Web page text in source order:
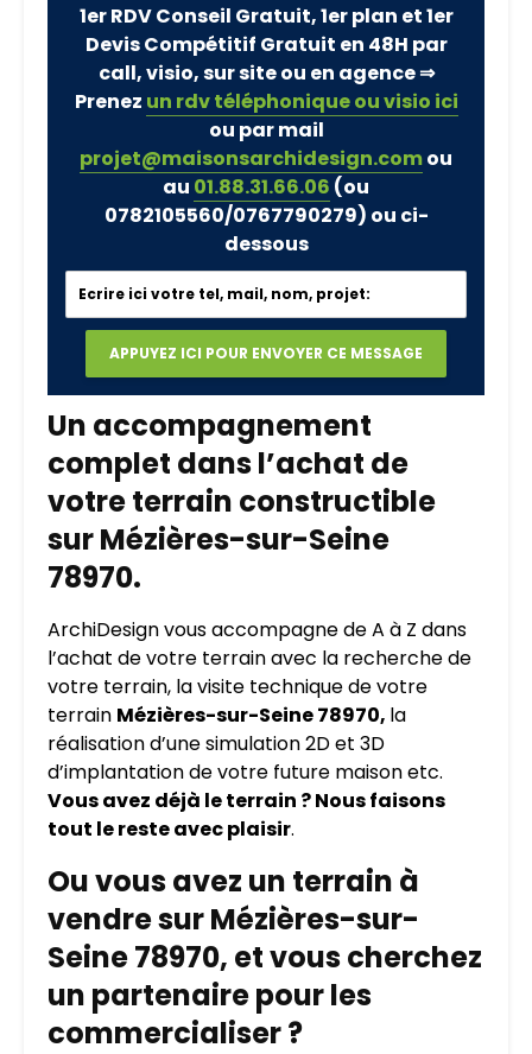
1er RDV Conseil Gratuit, 1er plan et 1er
Devis Compétitif Gratuit en 48H par
call, visio, sur site ou en agence ⇒
Prenez un rdv téléphonique ou visio ici
ou par mail
projet@maisonsarchidesign.comou
au 01.88.31.66.06 (ou
0782105560/0767790279) ou ci-
dessous
Un accompagnement
complet dans l’achat de
votre terrain constructible
sur Mézières-sur-Seine
78970.
ArchiDesign vous accompagne de A à Z dans
l’achat de votre terrain avec la recherche de
votre terrain, la visite technique de votre
terrain Mézières-sur-Seine 78970, la
réalisation d’une simulation 2D et 3D
d’implantation de votre future maison etc.
Vous avez déjà le terrain ? Nous faisons
tout le reste avec plaisir.
Ou vous avez un terrain à
vendre sur Mézières-sur-
Seine 78970, et vous cherchez
un partenaire pour les
commercialiser ?